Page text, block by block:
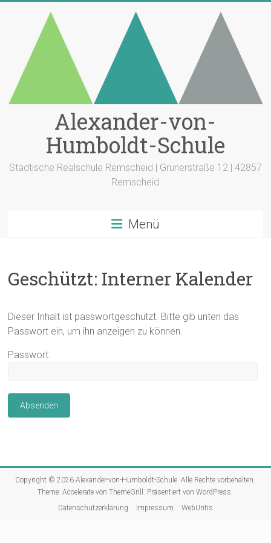
Alexander-von-
Humboldt-Schule
Städtische Realschule Remscheid | Grunerstraße 12 | 42857
Remscheid
Menü
Geschützt: Interner Kalender
Dieser Inhalt ist passwortgeschützt. Bitte gib unten das
Passwort ein, um ihn anzeigen zu können.
Passwort:
Copyright © 2026Alexander-von-Humboldt-Schule . Alle Rechte vorbehalten.
Theme:Accelerate von ThemeGrill. Präsentiert vonWordPress
Datenschutzerklärung
Impressum WebUntis